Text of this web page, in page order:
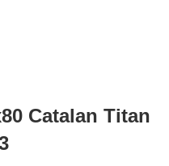
Catalan Titan